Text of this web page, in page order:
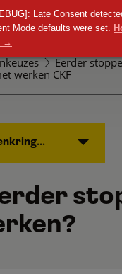
Late Consent
Mode defaults were set.
→
Eerder
werken CKF